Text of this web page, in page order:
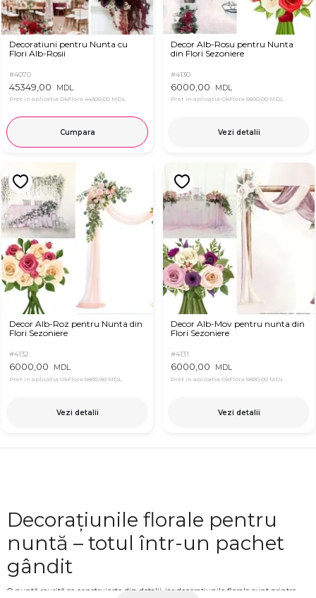
Decoratiuni pentru Nunta cu
Flori Alb-Rosii
#4070
45349,00 MDL
Pret in aplicatia OkFlora 44300,00 MDL
Cumpara
Decor Alb-Rosu pentru Nunta
din Flori Sezoniere
#4130
6000,00 MDL
Pret in aplicatia OkFlora 5800,00 MDL
Vezi detalii
Decor Alb-Roz pentru Nunta din
Flori Sezoniere
#4132
6000,00 MDL
Pret in aplicatia OkFlora 5800,00 MDL
Vezi detalii
Decor Alb-Mov pentru nunta din
Flori Sezoniere
#4131
6000,00 MDL
Pret in aplicatia OkFlora 5800,00 MDL
Vezi detalii
Decorațiunile florale pentru
nuntă – totul într-un pachet
gândit
O nuntă reușită se construiește din detalii, iar decorațiunile florale sunt printre